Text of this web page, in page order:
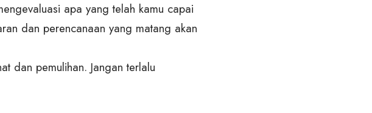
apa yang telah kamu capai
dan perencanaan yang matang akan
dan pemulihan. Jangan terlalu